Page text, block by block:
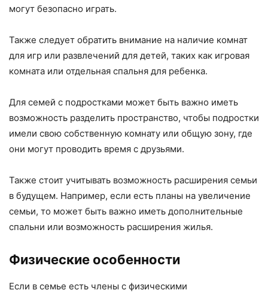
могут безопасно играть.
Также следует обратить внимание на наличие комнат
для игр или развлечений для детей, таких как игровая
комната или отдельная спальня для ребенка.
Для семей с подростками может быть важно иметь
возможность разделить пространство, чтобы подростки
имели свою собственную комнату или общую зону, где
они могут проводить время с друзьями.
Также стоит учитывать возможность расширения семьи
в будущем. Например, если есть планы на увеличение
семьи, то может быть важно иметь дополнительные
спальни или возможность расширения жилья.
Физические особенности
Если в семье есть члены с физическими